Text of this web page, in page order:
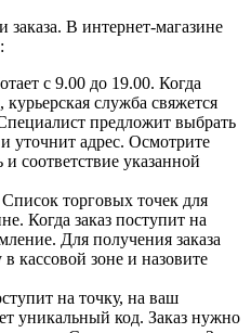
В интернет-магазине
с 9.00 до 19.00. Когда
курьерская служба свяжется
предложит выбрать
уточнит адрес. Осмотрите
соответствие указанной
торговых точек для
Когда заказ поступит на
Для получения заказа
кассовой зоне и назовите
на точку, на ваш
уникальный код. Заказ нужно